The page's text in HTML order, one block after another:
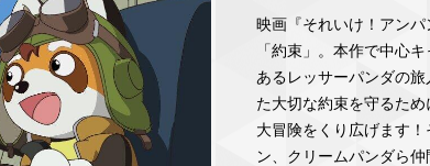
映画『それいけ！アン
「約束」。本作で中心
あるレッサーパンダの
た大切な約束を守るた
大冒険をくり広げます
ン、クリームパンダら